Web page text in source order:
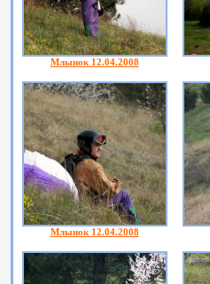
Млынок 12.04.2008
Млынок 12.04.2008